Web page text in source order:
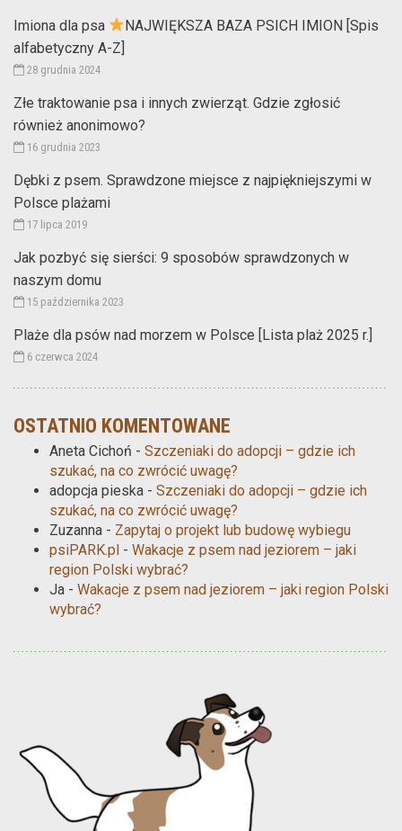
Imiona dla psa
NAJWIĘKSZA BAZA PSICH IMION [Spis
alfabetyczny A-Z]
28 grudnia 2024
Złe traktowanie psa i innych zwierząt. Gdzie zgłosić
również anonimowo?
16 grudnia 2023
Dębki z psem. Sprawdzone miejsce z najpiękniejszymi w
Polsce plażami
17 lipca 2019
Jak pozbyć się sierści: 9 sposobów sprawdzonych w
naszym domu
15 października 2023
Plaże dla psów nad morzem w Polsce [Lista plaż 2025 r.]
6 czerwca 2024
OSTATNIO KOMENTOWANE
Aneta Cichoń - Szczeniaki do adopcji – gdzie ich
szukać, na co zwrócić uwagę?
adopcja pieska - Szczeniaki do adopcji – gdzie ich
szukać, na co zwrócić uwagę?
Zuzanna - Zapytaj o projekt lub budowę wybiegu
psiPARK.pl - Wakacje z psem nad jeziorem – jaki
region Polski wybrać?
Ja - Wakacje z psem nad jeziorem – jaki region Polski
wybrać?